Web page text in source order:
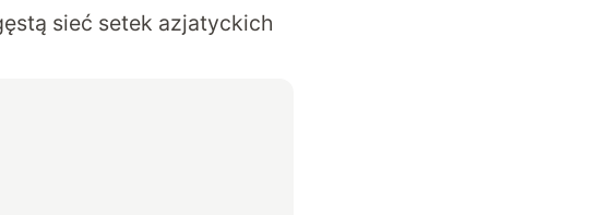
sieć setek azjatyckich